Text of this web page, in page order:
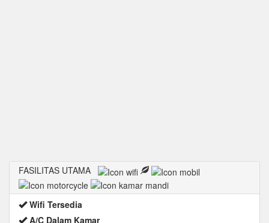
FASILITAS UTAMA
Wifi Tersedia
A/C Dalam Kamar